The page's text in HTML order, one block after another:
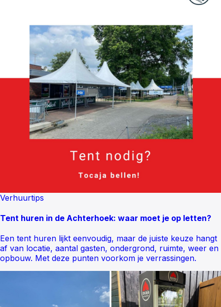
Verhuurtips
Tent huren in de Achterhoek: waar moet je op letten?
Een tent huren lijkt eenvoudig, maar de juiste keuze hangt
af van locatie, aantal gasten, ondergrond, ruimte, weer en
opbouw. Met deze punten voorkom je verrassingen.